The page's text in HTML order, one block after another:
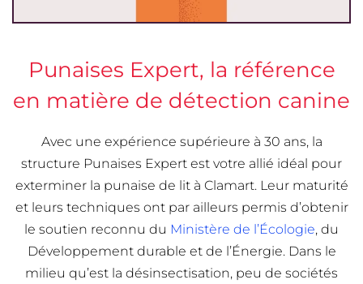
Punaises Expert, la référence
en matière de détection canine
Avec une expérience supérieure à 30 ans, la
structure Punaises Expert est votre allié idéal pour
exterminer la punaise de lit à Clamart. Leur maturité
et leurs techniques ont par ailleurs permis d’obtenir
le soutien reconnu du Ministère de l’Écologie, du
Développement durable et de l’Énergie. Dans le
milieu qu’est la désinsectisation, peu de sociétés